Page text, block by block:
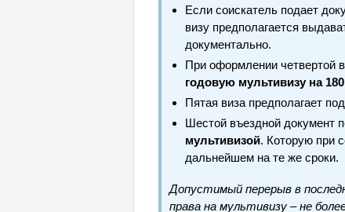
Если соискатель подает
визу предполагается
документально.
При оформлении четвертой
годовую мультивизу на
Пятая виза предполагает
Шестой въездной документ
мультивизой. Которую при
дальнейшем на те же сроки.
Допустимый перерыв в
права на мультивизу – не